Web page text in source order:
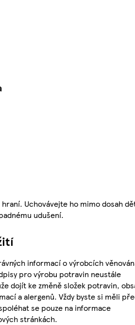
Uchovávejte ho mimo dosah
udušení.
informací o výrobcích
pro výrobu potravin neustále
dojít ke změně složek potravin,
a alergenů. Vždy byste si měli
se pouze na informace
stránkách.